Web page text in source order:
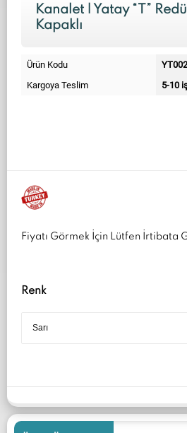
Kanalet | Yatay “T”
Kapaklı
Ürün Kodu
Kargoya Teslim
5-10
Fiyatı Görmek İçin Lütfen İrtibata
Renk